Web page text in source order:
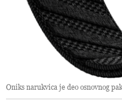
Oniks narukvica je deo osnovnog